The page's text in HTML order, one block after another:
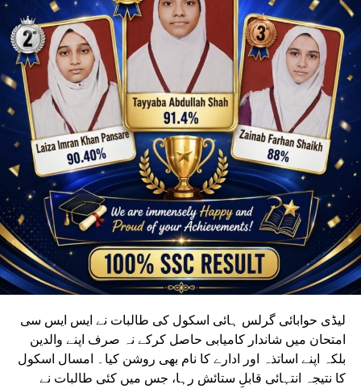
لیڈی حوابائی گرلس ہائی اسکول کی طالبات نے ایس ایس سی
امتحان میں شاندار کامیابی حاصل کرکے نہ صرف اپنے والدین
بلکہ اپنے اساتذہ اور ادارے کا نام بھی روشن کیا۔ امسال اسکول
کا نتیجہ انتہائی قابلِ ستائش رہا، جس میں کئی طالبات نے